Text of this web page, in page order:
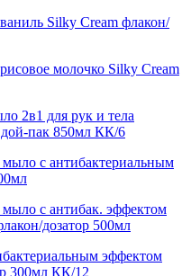
Silky Cream флакон/
молочко Silky Cream
2в1 для рук и тела
пак 850мл КК/6
c антибактериальным
с антибак. эффектом
дозатор 500мл
эффектом
300мл КК/12